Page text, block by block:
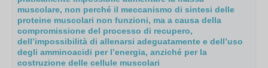
muscolare, non perché il meccanismo di sintesi delle
proteine muscolari non funzioni, ma a causa della
compromissione del processo di recupero,
dell’impossibilità di allenarsi adeguatamente e dell’uso
degli amminoacidi per l’energia, anziché per la
costruzione delle cellule muscolari